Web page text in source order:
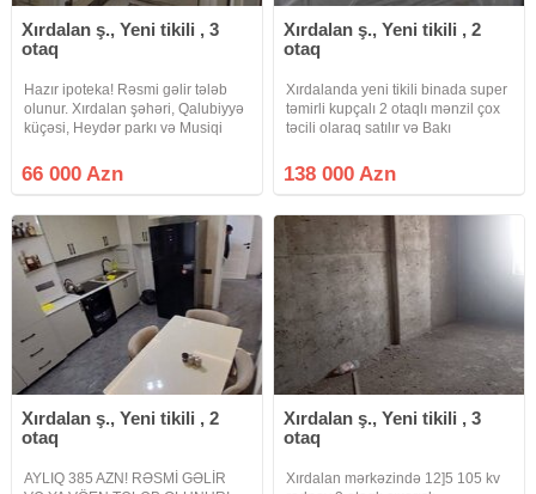
Xırdalan ş., Yeni tikili , 3
otaq
Hazır ipoteka! Rəsmi gəlir tələb
olunur. Xırdalan şəhəri, Qalubiyyə
küçəsi, Heydər parkı və Musiqi
Körpü Bina Tikinti MMC-yə
məxsus 18 mərtəbəli yeni tikili
66 000 Azn
Xırdalan ş., Yeni tikili , 2
otaq
Xırdalanda yeni tikili binada super
təmirli kupçalı 2 otaqlı mənzil çox
təcili olaraq satılır və Bakı
otaqlı mənzil ilə barter olunur.
Mənzil Xırdalan dairəsindən 400-
138 000 Azn
Xırdalan ş., Yeni tikili , 2
otaq
AYLIQ 385 AZN! RƏSMİ GƏLİR
Xırdalan ş., Yeni tikili , 3
otaq
Xırdalan mərkəzində 12]5 105 kv